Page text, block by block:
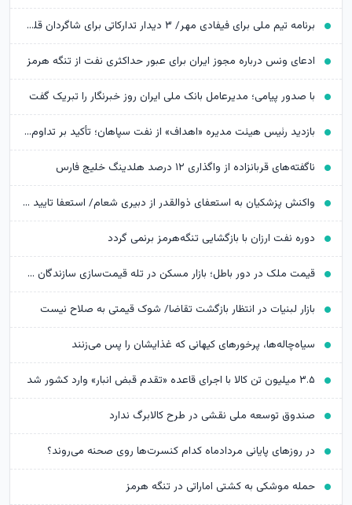
برنامه تیم ملی برای فیفادی مهر/ ۳ دیدار تدارکاتی برای شاگردان قلعه‌نویی
ادعای ونس درباره مجوز ایران برای عبور حداکثری نفت از تنگه هرمز
با صدور پیامی؛ مدیرعامل بانک ملی ایران روز خبرنگار را تبریک گفت
بازدید رئیس هیئت مدیره «اهداف» از نفت سپاهان؛ تأکید بر تداوم حمایت از شرکت های تابعه
ناگفته‌های قربانزاده از واگذاری ۱۲ درصد هلدینگ خلیج فارس
واکنش پزشکیان به استعفای ذوالقدر از دبیری شعام/ استعفا تایید شد؟
دوره نفت ارزان با بازگشایی تنگه‌هرمز برنمی گردد
قیمت ملک در دور باطل؛ بازار مسکن در تله قیمت‌سازی سازندگان خرد
بازار لبنیات در انتظار بازگشت تقاضا/ شوک قیمتی به صلاح نیست
سیاه‌چاله‌ها، پرخورهای کیهانی که غذایشان را پس می‌زنند
۳.۵ میلیون تن کالا با اجرای قاعده «تقدم قبض انبار» وارد کشور شد
صندوق توسعه ملی نقشی در طرح کالابرگ ندارد
در روزهای پایانی مردادماه کدام کنسرت‌ها روی صحنه می‌روند؟
حمله موشکی به کشتی اماراتی در تنگه هرمز